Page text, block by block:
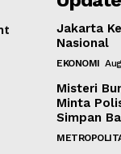
Jakarta
Nasional
EKONOMI
Misteri
Minta
Simpan